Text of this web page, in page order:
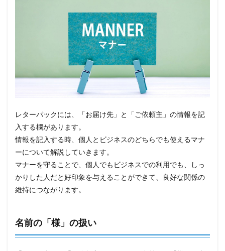
レターパックには、「お届け先」と「ご依頼主」の情報を記
入する欄があります。
情報を記入する時、個人とビジネスのどちらでも使えるマナ
ーについて解説していきます。
マナーを守ることで、個人でもビジネスでの利用でも、しっ
かりした人だと好印象を与えることができて、良好な関係の
維持につながります。
名前の「様」の扱い